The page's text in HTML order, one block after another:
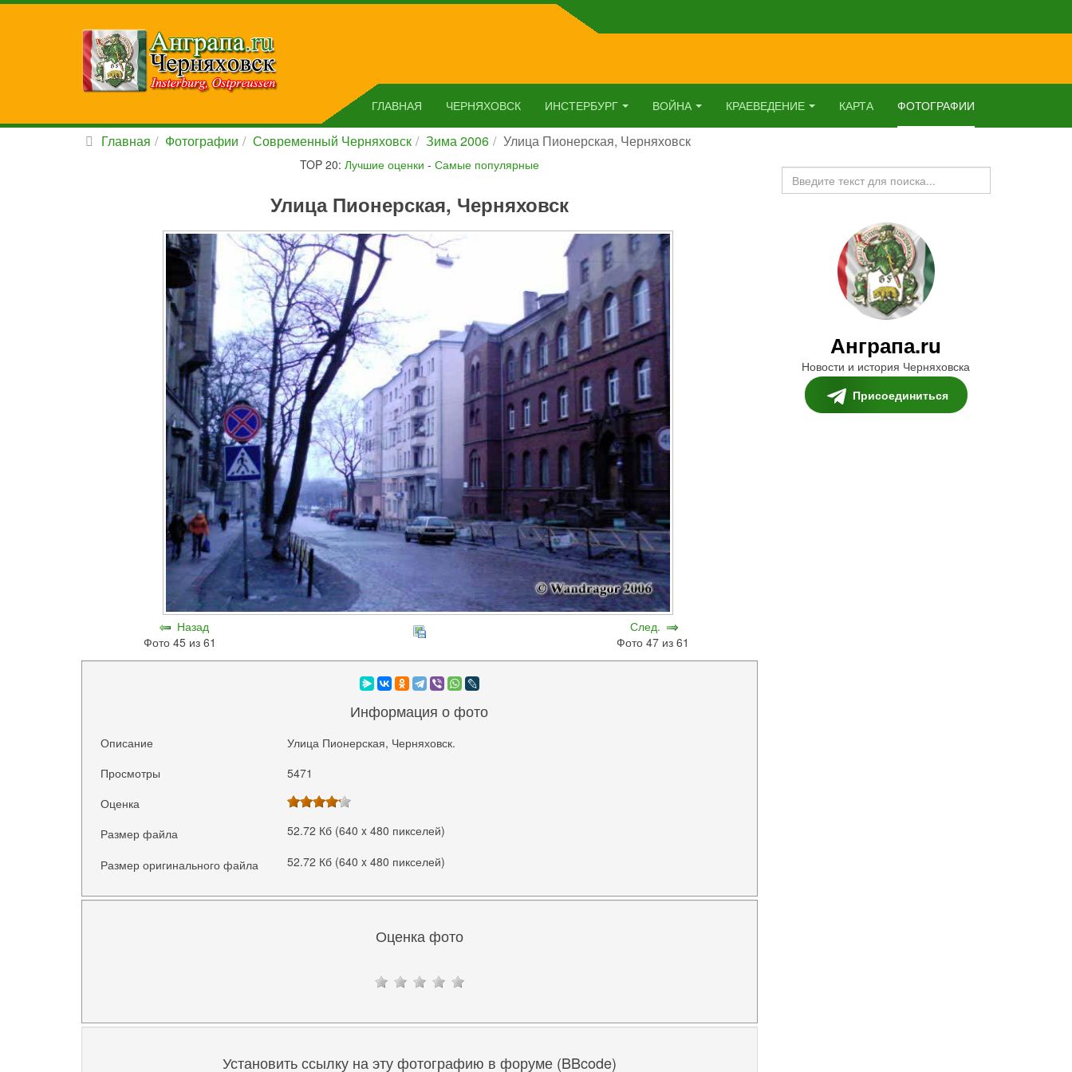
ГЛАВНАЯ ЧЕРНЯХОВСК ИНСТЕРБУРГ ВОЙНА КРАЕВЕДЕНИЕ КАРТА ФОТОГРАФИИ
Главная Фотографии Современный Черняховск Зима 2006 Улица Пионерская, Черняховск
TOP 20: Лучшие оценки - Самые популярные
Улица Пионерская, Черняховск
Назад
Фото 45 из 61
След.
Фото 47 из 61
Информация о фото
Описание
Улица Пионерская, Черняховск.
Просмотры
5471
Оценка
Размер файла
52.72 Кб (640 x 480 пикселей)
Размер оригинального файла 52.72 Кб (640 x 480 пикселей)
Оценка фото
Установить ссылку на эту фотографию в форуме (BBcode)
Искать...
Анграпа.ru
Новости и история Черняховска
Присоединиться